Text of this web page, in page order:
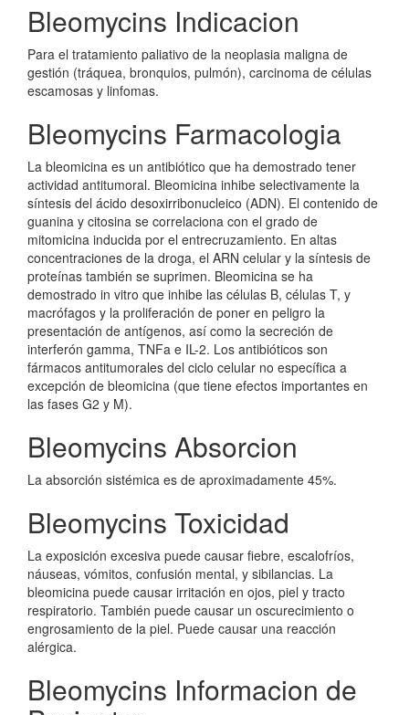
Bleomycins Indicacion
Para el tratamiento paliativo de la neoplasia maligna de
gestión (tráquea, bronquios, pulmón), carcinoma de células
escamosas y linfomas.
Bleomycins Farmacologia
La bleomicina es un antibiótico que ha demostrado tener
actividad antitumoral. Bleomicina inhibe selectivamente la
síntesis del ácido desoxirribonucleico (ADN). El contenido de
guanina y citosina se correlaciona con el grado de
mitomicina inducida por el entrecruzamiento. En altas
concentraciones de la droga, el ARN celular y la síntesis de
proteínas también se suprimen. Bleomicina se ha
demostrado in vitro que inhibe las células B, células T, y
macrófagos y la proliferación de poner en peligro la
presentación de antígenos, así como la secreción de
interferón gamma, TNFa e IL-2. Los antibióticos son
fármacos antitumorales del ciclo celular no específica a
excepción de bleomicina (que tiene efectos importantes en
las fases G2 y M).
Bleomycins Absorcion
La absorción sistémica es de aproximadamente 45%.
Bleomycins Toxicidad
La exposición excesiva puede causar fiebre, escalofríos,
náuseas, vómitos, confusión mental, y sibilancias. La
bleomicina puede causar irritación en ojos, piel y tracto
respiratorio. También puede causar un oscurecimiento o
engrosamiento de la piel. Puede causar una reacción
alérgica.
Bleomycins Informacion de